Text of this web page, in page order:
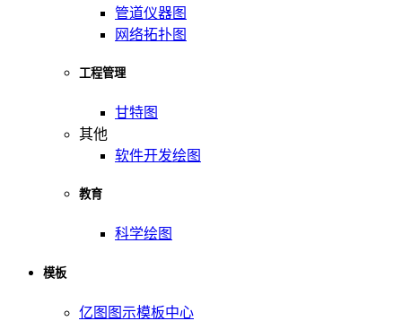
管道仪器图
网络拓扑图
工程管理
甘特图
其他
软件开发绘图
教育
科学绘图
模板
亿图图示模板中心